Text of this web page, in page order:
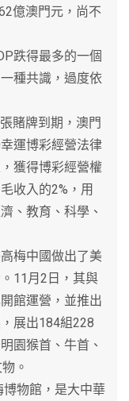
億澳門元，尚不
跌得最多的一個
種共識，過度依
賭牌到期，澳門
運博彩經營法律
獲得博彩經營權
收入的2%，用
、教育、科學、
梅中國做出了美
11月2日，其與
館運營，並推出
展出184組228
園猴首、牛首、
。
物館，是大中華